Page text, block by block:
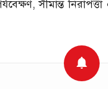
সীমান্ত